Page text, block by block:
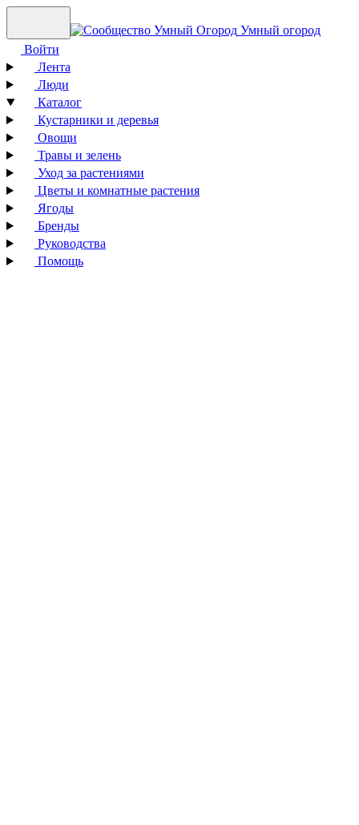
Умный огород
Войти
Лента
Люди
Каталог
Кустарники и деревья
Овощи
Травы и зелень
Уход за растениями
Цветы и комнатные растения
Ягоды
Бренды
Руководства
Помощь